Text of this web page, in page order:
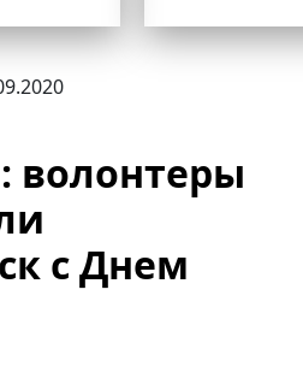
волонтеры
с Днем